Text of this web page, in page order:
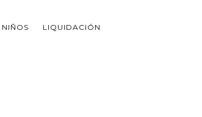
NIÑOS LIQUIDACIÓN